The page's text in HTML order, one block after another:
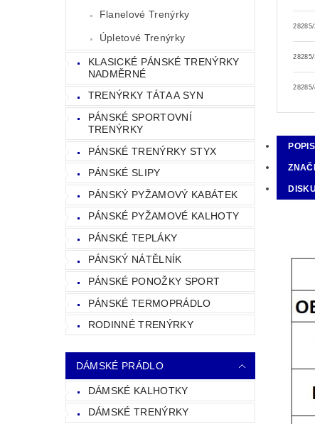
Flanelové Trenýrky
Úpletové Trenýrky
KLASICKÉ PÁNSKÉ TRENÝRKY
NADMĚRNÉ
TRENÝRKY TÁTA A SYN
PÁNSKÉ SPORTOVNÍ
TRENÝRKY
PÁNSKÉ TRENÝRKY STYX
PÁNSKÉ SLIPY
PÁNSKÝ PYŽAMOVÝ KABÁTEK
PÁNSKÉ PYŽAMOVÉ KALHOTY
PÁNSKÉ TEPLÁKY
PÁNSKÝ NÁTĚLNÍK
PÁNSKÉ PONOŽKY SPORT
PÁNSKÉ TERMOPRÁDLO
RODINNÉ TRENÝRKY
DÁMSKÉ PRÁDLO
DÁMSKÉ KALHOTKY
DÁMSKÉ TRENÝRKY
POPIS